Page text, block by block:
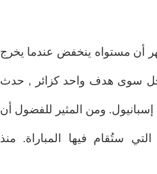
أن مستواه ينخفض عندما يخرج
يسجّل سوى هدف واحد كزائر , حدث
ومن المثير للفضول أن
ستُقام فيها المباراة. منذ